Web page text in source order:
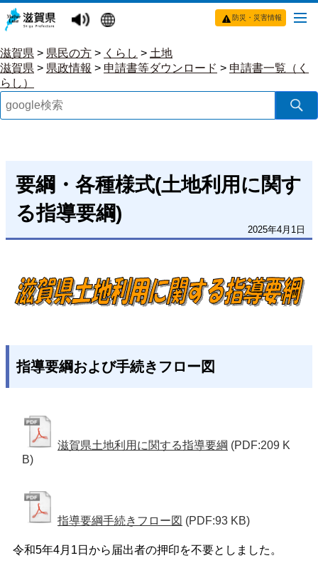
防災・災害情報
滋賀県 > 県民の方 > くらし > 土地
滋賀県 > 県政情報 > 申請書等ダウンロード > 申請書一覧（く
らし）
要綱・各種様式(土地利用に関す
る指導要綱)
2025年4月1日
指導要綱および手続きフロー図
滋賀県土地利用に関する指導要綱 (PDF:209 K
B)
指導要綱手続きフロー図 (PDF:93 KB)
令和5年4月1日から届出者の押印を不要としました。